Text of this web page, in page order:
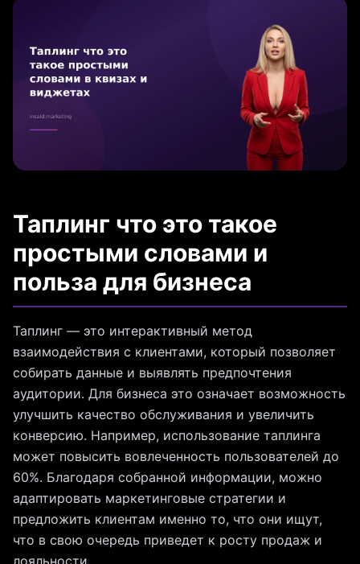
Таплинг что это такое
простыми словами и
польза для бизнеса
Таплинг — это интерактивный метод
взаимодействия с клиентами, который позволяет
собирать данные и выявлять предпочтения
аудитории. Для бизнеса это означает возможность
улучшить качество обслуживания и увеличить
конверсию. Например, использование таплинга
может повысить вовлеченность пользователей до
60%. Благодаря собранной информации, можно
адаптировать маркетинговые стратегии и
предложить клиентам именно то, что они ищут,
что в свою очередь приведет к росту продаж и